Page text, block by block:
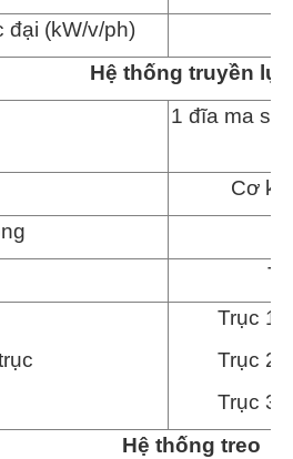
đại (kW/v/ph)
Hệ thống truyền lực
1 đĩa ma
Cơ
Trục 1:
Trục 2:
Trục 3:
Hệ thống treo